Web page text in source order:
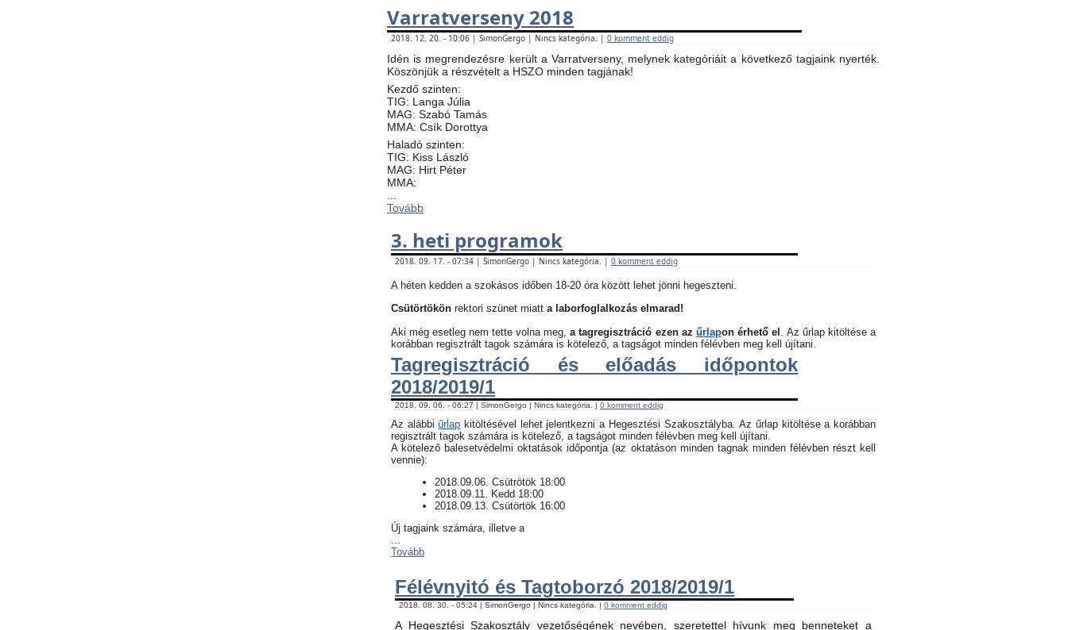
Varratverseny 2018
2018. 12. 20. - 10:06 | SimonGergo | Nincs kategória. | 0 komment eddig
Idén is megrendezésre került a Varratverseny, melynek kategóriáit a következő tagjaink nyerték.
Köszönjük a részvételt a HSZO minden tagjának!
Kezdő szinten:
TIG: Langa Júlia
MAG: Szabó Tamás
MMA: Csík Dorottya
Haladó szinten:
TIG: Kiss László
MAG: Hirt Péter
MMA:
Tovább
3. heti programok
2018. 09. 17. - 07:34 | SimonGergo | Nincs kategória. | 0 komment eddig
A héten kedden a szokásos időben 18-20 óra között lehet jönni hegeszteni.
Csütörtökön rektori szünet miatt a laborfoglalkozás elmarad!
Aki még esetleg nem tette volna meg, a tagregisztráció ezen az űrlapon érhető el . Az űrlap kitöltése a
korábban regisztrált tagok számára is kötelező, a tagságot minden félévben meg kell újítani.
Tagregisztráció és előadás időpontok
2018/2019/1
2018. 09. 06. - 06:27 | SimonGergo | Nincs kategória. | 0 komment eddig
Az alábbiűrlap kitöltésével lehet jelentkezni a Hegesztési Szakosztályba. Az űrlap kitöltése a korábban
regisztrált tagok számára is kötelező, a tagságot minden félévben meg kell újítani.
​A kötelező balesetvédelmi oktatások időpontja (az oktatáson minden tagnak minden félévben részt kell
vennie):
​2018.09.06. Csütrötök 18:00
2018.09.11. Kedd 18:00
2018.09.13. Csütörtök 16:00
Új tagjaink számára, illetve a
...
Tovább
Félévnyitó és Tagtoborzó 2018/2019/1
2018. 08. 30. - 05:24 | SimonGergo | Nincs kategória. | 0 komment eddig
A Hegesztési Szakosztály vezetőségének nevében, szeretettel hívunk meg benneteket a